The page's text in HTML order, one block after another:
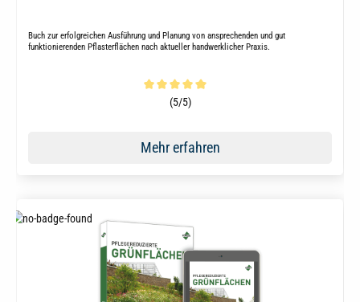
Buch zur erfolgreichen Ausführung und Planung von ansprechenden und gut
funktionierenden Pflasterflächen nach aktueller handwerklicher Praxis.
Durchschnittliche Bewertung von 5 von 5 Sternen
(5/5)
Mehr erfahren